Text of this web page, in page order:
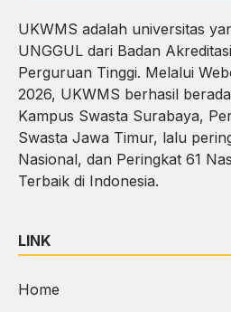
UKWMS adalah universitas
UNGGUL dari Badan
Perguruan Tinggi. Melalui
2026, UKWMS berhasil
Kampus Swasta Surabaya,
Swasta Jawa Timur, lalu
Nasional, dan Peringkat 61
Terbaik di Indonesia.
LINK
Home